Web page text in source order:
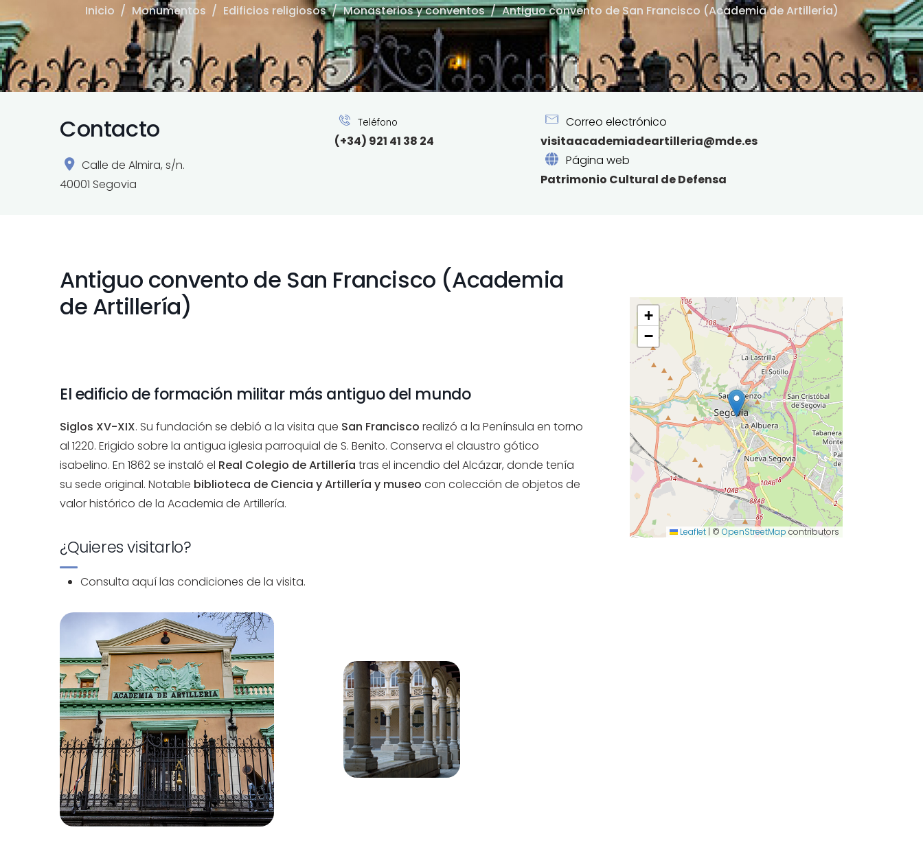
Inicio / Monumentos / Edificios religiosos/ Monasterios y conventos/ Antiguo convento de San Francisco (Academia de Artillería)
Contacto
Calle de Almira, s/n.
40001 Segovia
Teléfono
(+34) 921 41 38 24
Correo electrónico
visitaacademiadeartilleria@mde.es
Página web
Patrimonio Cultural de Defensa
Antiguo convento de San Francisco (Academia
de Artillería)
El edificio de formación militar más antiguo del mundo
Siglos XV-XIX. Su fundación se debió a la visita que San Francisco realizó a la Península en torno
al 1220. Erigido sobre la antigua iglesia parroquial de S. Benito. Conserva el claustro gótico
isabelino. En 1862 se instaló el Real Colegio de Artillería tras el incendio del Alcázar, donde tenía
su sede original. Notable biblioteca de Ciencia y Artillería y museo con colección de objetos de
valor histórico de la Academia de Artillería.
¿Quieres visitarlo?
Consulta aquílas condiciones de la visita.
+
−
Leaflet | © OpenStreetMap contributors